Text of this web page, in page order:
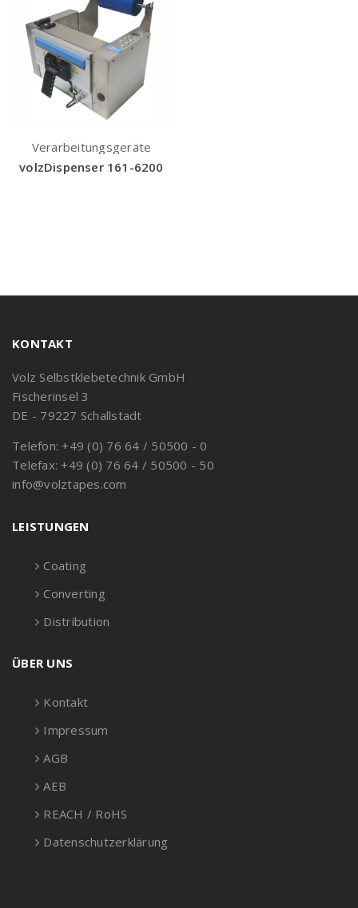
Verarbeitungsgeräte
volzDispenser 161-6200
KONTAKT
Volz Selbstklebetechnik GmbH
Fischerinsel 3
DE - 79227 Schallstadt
Telefon: +49 (0) 76 64 / 50500 - 0
Telefax: +49 (0) 76 64 / 50500 - 50
info@volztapes.com
LEISTUNGEN
Coating
Converting
Distribution
ÜBER UNS
Kontakt
Impressum
AGB
AEB
REACH / RoHS
Datenschutzerklärung